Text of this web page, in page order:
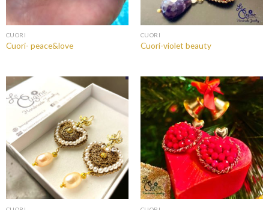
CUORI
Cuori- peace&love
CUORI
Cuori-violet beauty